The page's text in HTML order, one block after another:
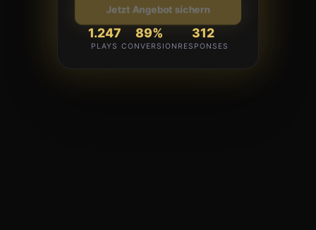
Jetzt Angebot sichern
1.247
PLAYS
89%
CONVERSION
312
RESPONSES